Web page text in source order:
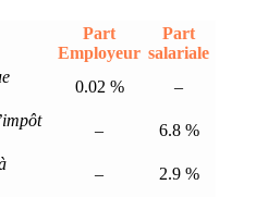
Part
Employeur
Part
salariale
0.02 %
–
–
6.8 %
–
2.9 %